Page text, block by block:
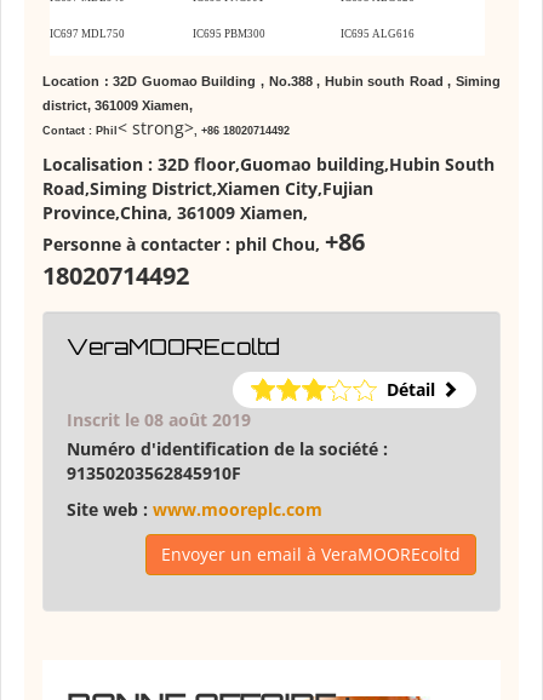
IC697 MDL750 IC695 PBM300 IC695 ALG616
Location :32D Guomao Building , No.388 , Hubin south Road , Siming
district, 361009 Xiamen,
Contact : Phil < strong>, +86 18020714492
Localisation : 32D floor,Guomao building,Hubin South
Road,Siming District,Xiamen City,Fujian
Province,China, 361009 Xiamen,
Personne à contacter : phil Chou, +86
18020714492
VeraMOOREcoltd
Détail
Inscrit le 08 août 2019
Numéro d'identification de la société :
91350203562845910F
Site web : www.mooreplc.com
Envoyer un email à VeraMOOREcoltd